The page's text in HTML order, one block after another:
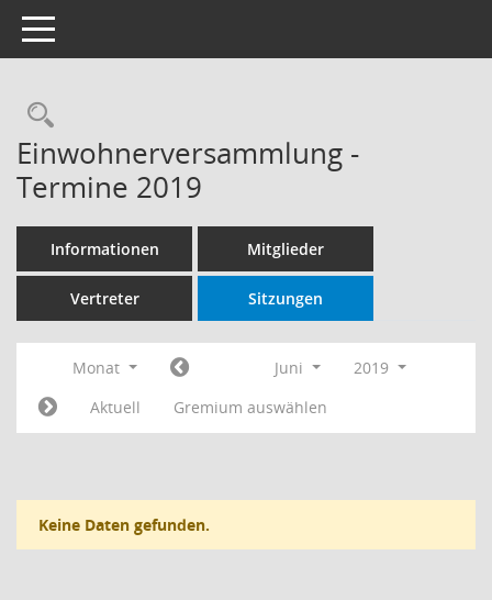
Toggle navigation
Rechercheauswahl
Einwohnerversammlung -
Termine 2019
Informationen Mitglieder
Vertreter Sitzungen
Monat Juni
2019
Aktuell
Gremium auswählen
Keine Daten gefunden.